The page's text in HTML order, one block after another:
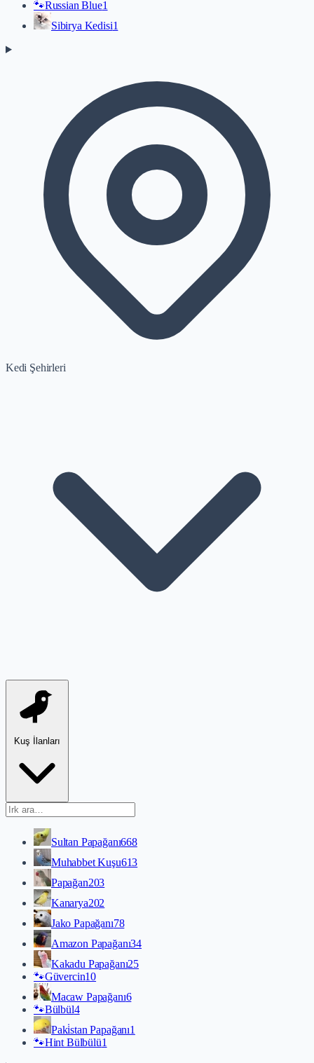
🐾Russian Blue1
Sibirya Kedisi1
Kedi Şehirleri
Kuş İlanları
Sultan Papağanı668
Muhabbet Kuşu613
Papağan203
Kanarya202
Jako Papağanı78
Amazon Papağanı34
Kakadu Papağanı25
🐾Güvercin10
Macaw Papağanı6
🐾Bülbül4
Paki̇stan Papağanı1
🐾Hint Bülbülü1